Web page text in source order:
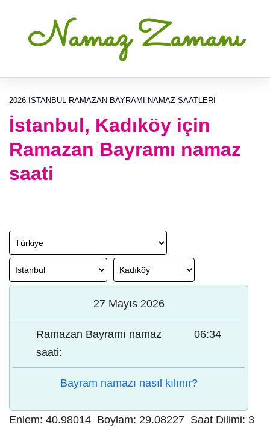
Namaz Zamanı
2026 İSTANBUL RAMAZAN BAYRAMI NAMAZ SAATLERI
İstanbul, Kadıköy için
Ramazan Bayramı namaz
saati
27 Mayıs 2026
Ramazan Bayramı namaz
saati:
06:34
Bayram namazı nasıl kılınır?
Enlem: 40.98014 Boylam: 29.08227 Saat Dilimi: 3